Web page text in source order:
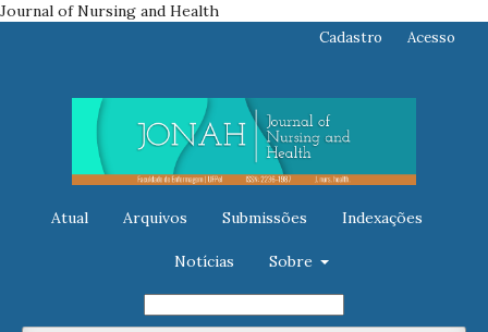
Journal of Nursing and Health
Atual Arquivos Submissões Indexações
Notícias Sobre
Cadastro Acesso